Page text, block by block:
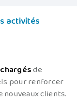
activités
chargésde
pour renforcer
nouveaux clients.